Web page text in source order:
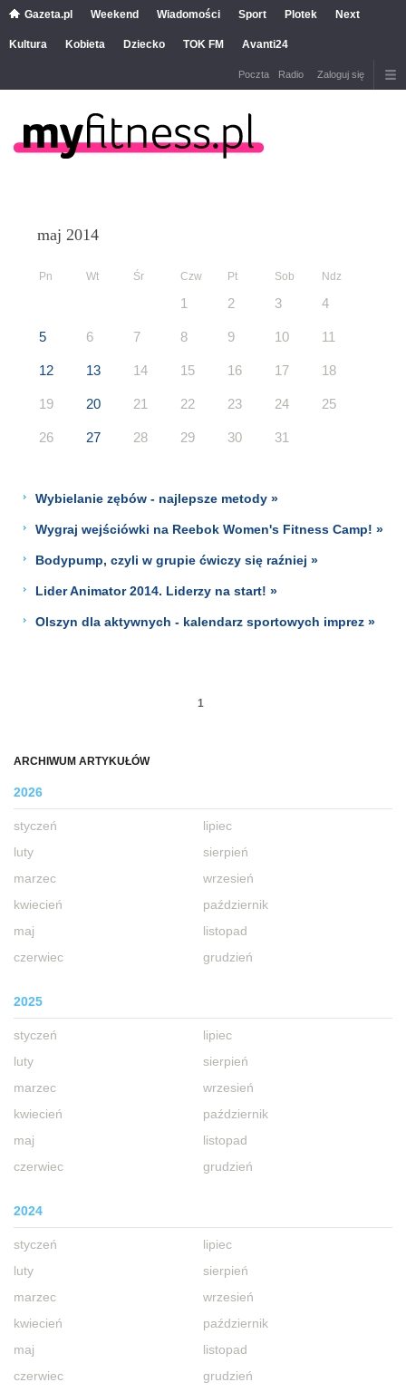
Gazeta.pl Weekend Wiadomości Sport Plotek Next
Kultura Kobieta Dziecko TOK FM Avanti24
Poczta Radio Zaloguj się
ARCHIWUM ARTYKUŁÓW
2026
styczeń
luty
marzec
kwiecień
maj
czerwiec
lipiec
sierpień
wrzesień
październik
listopad
grudzień
2025
styczeń
luty
marzec
kwiecień
maj
czerwiec
lipiec
sierpień
wrzesień
październik
listopad
grudzień
2024
styczeń
luty
marzec
kwiecień
maj
czerwiec
lipiec
sierpień
wrzesień
październik
listopad
grudzień
maj 2014
Pn Wt Śr Czw Pt Sob Ndz
1 2 3 4
5 6 7 8 9 10 11
12 13 14 15 16 17 18
19 20 21 22 23 24 25
26 27 28 29 30 31
Wybielanie zębów - najlepsze metody »
Wygraj wejściówki na Reebok Women's Fitness Camp! »
Bodypump, czyli w grupie ćwiczy się raźniej »
Lider Animator 2014. Liderzy na start! »
Olszyn dla aktywnych - kalendarz sportowych imprez »
1